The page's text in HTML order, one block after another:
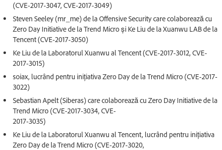
(CVE-2017-3047, CVE-2017-3049)
Steven Seeley (mr_me) de la Offensive Security care colaborează cu
Zero Day Initiative de la Trend Micro și Ke Liu de la Xuanwu LAB de la
Tencent (CVE-2017-3050)
Ke Liu de la Laboratorul Xuanwu al Tencent (CVE-2017-3012, CVE-
2017-3015)
soiax, lucrând pentru inițiativa Zero Day de la Trend Micro (CVE-2017-
3022)
Sebastian Apelt (Siberas) care colaborează cu Zero Day Initiative de la
Trend Micro (CVE-2017-3034, CVE-
2017-3035)
Ke Liu de la Laboratorul Xuanwu al Tencent, lucrând pentru inițiativa
Zero Day de la Trend Micro (CVE-2017-3020,